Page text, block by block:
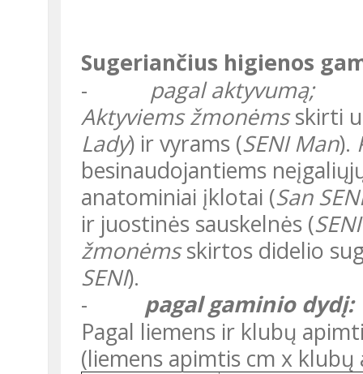
Sugeriančius higienos
pagal aktyvumą;
Aktyviems žmonėmsskirti
Lady) ir vyrams (SENI Man).
besinaudojantiems
anatominiai įklotai (San
ir juostinės sauskelnės (
žmonėmsskirtos didelio
SENI).
pagal gaminio dydį:
Pagal liemens ir klubų apimtis parenkamos tik sauskelnės
(liemens apimtis cm x klubų